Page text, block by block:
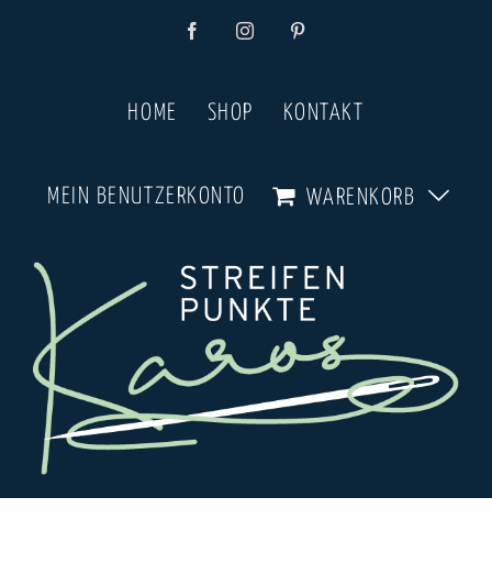
FacebookInstagramPinterest
HOME SHOP KONTAKT
MEIN BENUTZERKONTO WARENKORB